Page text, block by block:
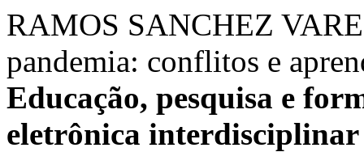
RAMOS SANCHEZ
pandemia: conflitos e
Educação, pesquisa e
eletrônica